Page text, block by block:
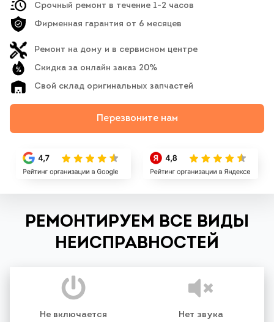
Срочный ремонт в течение 1-2 часов
Фирменная гарантия от 6 месяцев
Ремонт на дому и в сервисном центре
Скидка за онлайн заказ 20%
Свой склад оригинальных запчастей
Перезвоните нам
РЕМОНТИРУЕМ ВСЕ ВИДЫ
НЕИСПРАВНОСТЕЙ
Не включается Нет звука